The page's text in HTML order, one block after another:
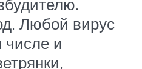
Любой вирус
числе и